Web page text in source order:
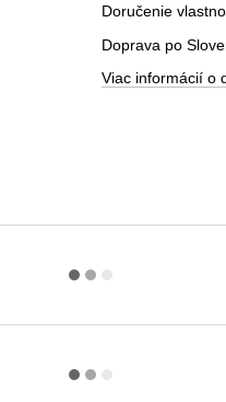
Doručenie
Doprava po
Viac informácií o